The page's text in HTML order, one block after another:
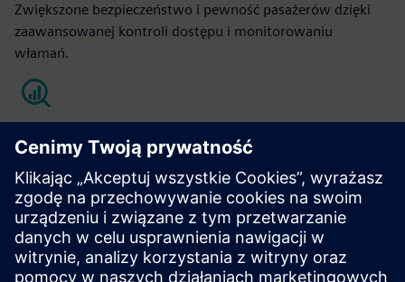
Zwiększone bezpieczeństwo i pewność pasażerów dzięki
zaawansowanej kontroli dostępu i monitorowaniu
włamań.
KPI
Współczynnik incydentów
Czas reakcji na incydent
Zadowolenie mieszkańców